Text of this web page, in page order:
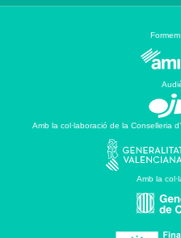
Amb la col·laboració de la Conselleria
Amb la